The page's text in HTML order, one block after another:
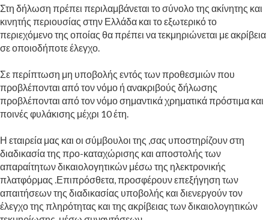
Στη δήλωση πρέπει περιλαμβάνεται το σύνολο της ακίνητης και
κινητής περιουσίας στην Ελλάδα και το εξωτερικό το
περιεχόμενο της οποίας θα πρέπει να τεκμηριώνεται με ακρίβεια
σε οποιοδήποτε έλεγχο.
Σε περίπτωση μη υποβολής εντός των προθεσμιών που
προβλέπονται από τον νόμο ή ανακριβούς δήλωσης
προβλέπονται από τον νόμο σημαντικά χρηματικά πρόστιμα και
ποινές φυλάκισης μέχρι 10 έτη.
Η εταιρεία μας και οι σύμβουλοι της ,σας υποστηρίζουν στη
διαδικασία της προ-καταχώρισης και αποστολής των
απαραίτητων δικαιολογητικών μέσω της ηλεκτρονικής
πλατφόρμας .Επιπρόσθετα, προσφέρουν επεξήγηση των
απαιτήσεων της διαδικασίας υποβολής και διενεργούν τον
έλεγχο της πληρότητας και της ακρίβειας των δικαιολογητικών